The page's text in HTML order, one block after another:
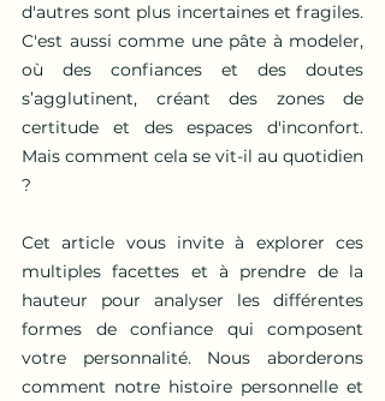
d'autres sont plus incertaines et fragiles.
C'est aussi comme une pâte à modeler,
où des confiances et des doutes
s’agglutinent, créant des zones de
certitude et des espaces d'inconfort.
Mais comment cela se vit-il au quotidien
?
Cet article vous invite à explorer ces
multiples facettes et à prendre de la
hauteur pour analyser les différentes
formes de confiance qui composent
votre personnalité. Nous aborderons
comment notre histoire personnelle et